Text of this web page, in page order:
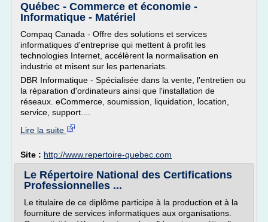
Québec - Commerce et économie -
Informatique - Matériel
Compaq Canada - Offre des solutions et services
informatiques d'entreprise qui mettent à profit les
technologies Internet, accélèrent la normalisation en
industrie et misent sur les partenariats.
DBR Informatique - Spécialisée dans la vente, l'entretien ou
la réparation d'ordinateurs ainsi que l'installation de
réseaux. eCommerce, soumission, liquidation, location,
service, support....
Lire la suite
Site : http://www.repertoire-quebec.com
Le Répertoire National des Certifications
Professionnelles ...
Le titulaire de ce diplôme participe à la production et à la
fourniture de services informatiques aux organisations.